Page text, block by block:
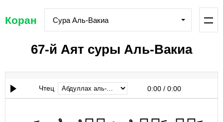
Коран Сура Аль-Вакиа
67-й Аят суры Аль-Вакиа
Чтец 0:00 / 0:00